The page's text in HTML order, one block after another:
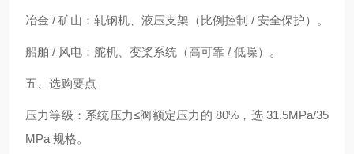
冶金 / 矿山：轧钢机、液压支架（比例控制 / 安全保护）。
船舶 / 风电：舵机、变桨系统（高可靠 / 低噪）。
五、选购要点
压力等级：系统压力≤阀额定压力的 80%，选 31.5MPa/35
MPa 规格。